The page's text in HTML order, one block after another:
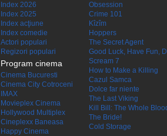
Index 2026
Index 2025
Index acţiune
Index comedie
Actori populari
Regizori populari
Program cinema
Cinema Bucuresti
Cinema City Cotroceni
IMAX
Movieplex Cinema
Hollywood Multiplex
Cineplexx Baneasa
Happy Cinema
Obsession
Crime 101
Kîzîm
Hoppers
The Secret Agent
Good Luck, Have Fun,
Scream 7
How to Make a Killing
Cazul Samca
Dolce far niente
The Last Viking
Kill Bill: The Whole
The Bride!
Cold Storage